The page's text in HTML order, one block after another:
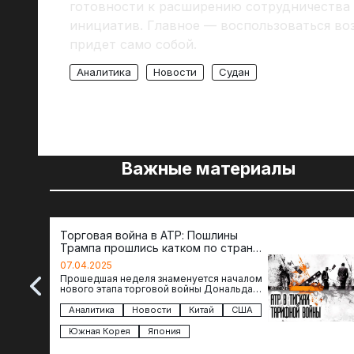
готовности к расширению
инициатив. Главное — воспользоваться
придет само собой.
Аналитика Новости Судан
Важные материалы
Торговая война в АТР: Пошлины
Трампа прошлись катком по странам
региона
07.04.2025
Прошедшая неделя знаменуется началом
нового этапа торговой войны Дональда
импорта из более 100 стран…
Аналитика Новости Китай
США
Южная Корея
Япония